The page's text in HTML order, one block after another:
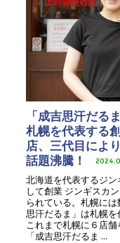
「成吉思汗だる
札幌を代表する
店、三代目によ
話題沸騰！
北海道を代表するジ
して創業 ジンギスカ
られている。札幌に
思汗だるま」は札幌
これまで札幌に６店
「成吉思汗だるま ...